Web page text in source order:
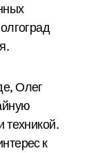
Олег
техникой.
к